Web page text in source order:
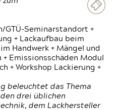
GTÜ-Seminarstandort +
+ Lackaufbau beim
Handwerk + Mängel und
Emissionsschäden Modul
+ Workshop Lackierung +
beleuchtet das Thema
drei üblichen
dem Lackhersteller